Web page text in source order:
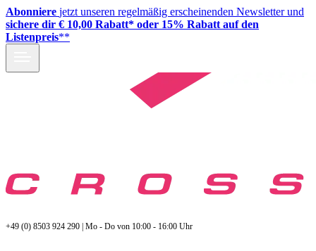
Abonniere jetzt unseren regelmäßig erscheinenden Newsletter und
sichere dir € 10,00 Rabatt* oder 15% Rabatt auf den
Listenpreis**
+49 (0) 8503 924 290 | Mo - Do von 10:00 - 16:00 Uhr